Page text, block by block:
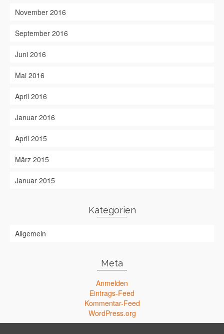
November 2016
September 2016
Juni 2016
Mai 2016
April 2016
Januar 2016
April 2015
März 2015
Januar 2015
Kategorien
Allgemein
Meta
Anmelden
Eintrags-Feed
Kommentar-Feed
WordPress.org